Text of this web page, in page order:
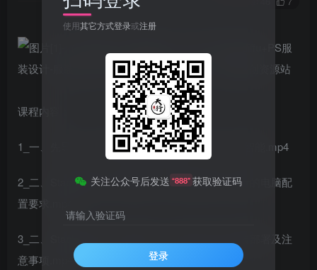
课程内容：
1_一、先导片：课程介绍及课前准备-认识AI人工智能.mp4
2_二、Stablediffusion-基础学习-Stablediffusio运行的电脑配
置要求.mp4
3_二、Stablediffusion-基础学习-Stablediffusio安装部署及注
意事项.mp4
使用其它方式登录或注册
关注公众号后发送 “888” 获取验证码
请输入验证码
登录